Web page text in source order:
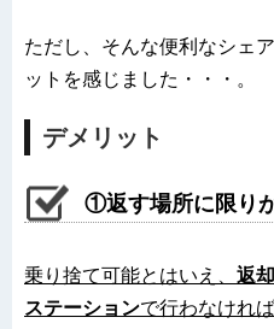
ただし、そんな便利なシェ
ットを感じました・・・。
デメリット
①返す場所に限り
乗り捨て可能とはいえ、 返
ステーションで行わなけれ